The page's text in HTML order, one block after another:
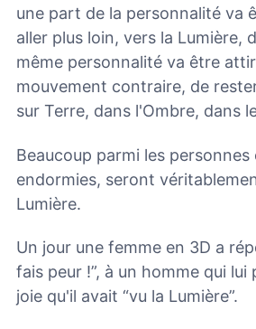
une part de la personnalité va
aller plus loin, vers la Lumière,
même personnalité va être
mouvement contraire, de
sur Terre, dans l'Ombre, dans
Beaucoup parmi les personnes
endormies, seront
Lumière.
Un jour une femme en 3D a
fais peur !”, à un homme qui
joie qu'il avait “vu la Lumière”.